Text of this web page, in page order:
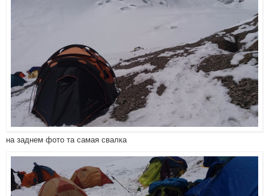
на заднем фото та самая свалка